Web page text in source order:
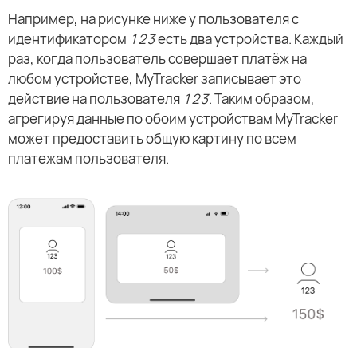
Например, на рисунке ниже у пользователя с
идентификатором 123есть два устройства. Каждый
раз, когда пользователь совершает платёж на
любом устройстве, MyTracker записывает это
действие на пользователя 123. Таким образом,
агрегируя данные по обоим устройствам MyTracker
может предоставить общую картину по всем
платежам пользователя.